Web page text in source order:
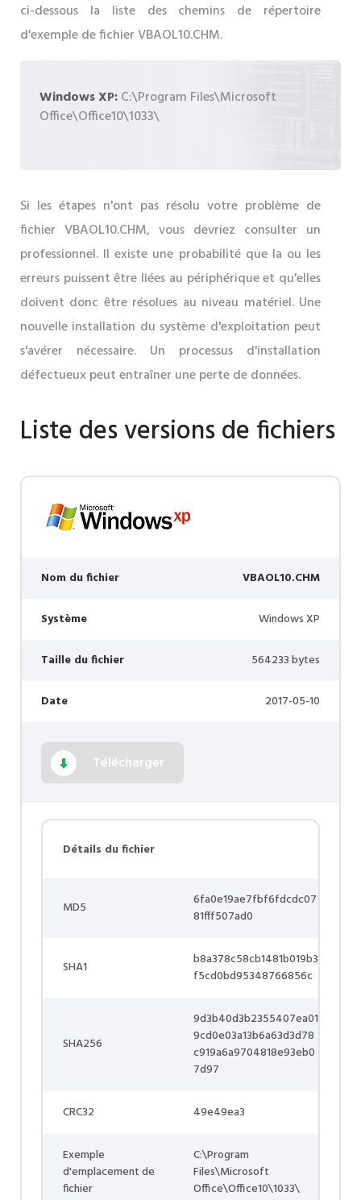
ci-dessous la liste des chemins de répertoire
d'exemple de fichier VBAOL10.CHM.
Windows XP:C:\Program Files\Microsoft
Office\Office10\1033\
Si les étapes n'ont pas résolu votre problème de
fichier VBAOL10.CHM, vous devriez consulter un
professionnel. Il existe une probabilité que la ou les
erreurs puissent être liées au périphérique et qu'elles
doivent donc être résolues au niveau matériel. Une
nouvelle installation du système d'exploitation peut
s'avérer nécessaire. Un processus d'installation
défectueux peut entraîner une perte de données.
Liste des versions de fichiers
Nom du fichier VBAOL10.CHM
Système Windows XP
Taille du fichier 564233 bytes
Date 2017-05-10
Télécharger
Détails du fichier
MD5
6fa0e19ae7fbf6fdcdc07
81fff507ad0
SHA1
b8a378c58cb1481b019b3
f5cd0bd95348766856c
SHA256
9d3b40d3b2355407ea01
9cd0e03a13b6a63d3d78
c919a6a9704818e93eb0
7d97
CRC32 49e49ea3
Exemple
d'emplacement de
fichier
C:\Program
Files\Microsoft
Office\Office10\1033\